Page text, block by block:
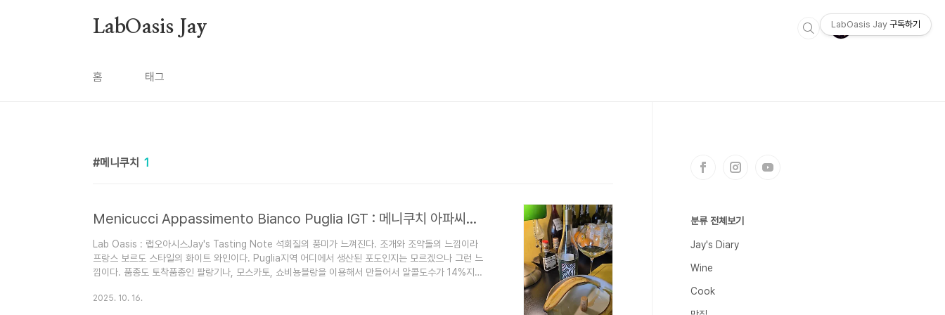
LabOasis Jay
홈 태그
메니쿠치 1
Menicucci Appassimento Bianco Puglia IGT : 메니쿠치 아파씨멘토 비앙코 풀리아 2024
Lab Oasis : 랩오아시스Jay's Tasting Note 석회질의 풍미가 느껴진다. 조개와 조약돌의 느낌이라
프랑스 보르도 스타일의 화이트 와인이다. Puglia지역 어디에서 생산된 포도인지는 모르겠으나 그런 느
낌이다. 품종도 토착품종인 팔랑기나, 모스카토, 쇼비뇽블랑을 이용해서 만들어서 알콜도수가 14%지만
트와인이다. 개인적으로는 좀더 바디감이 있는 스타일을 찾고있었지만 복합적인 풍미.. 생각보다는 깔
2025. 10. 16.
분류 전체보기
Jay's Diary
Wine
Cook
LabOasis Jay 구독하기